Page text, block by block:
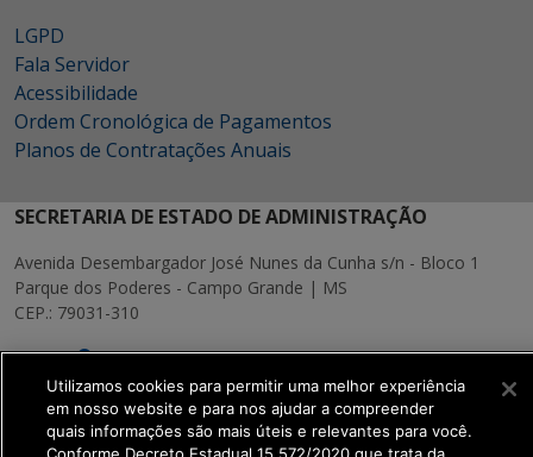
LGPD
Fala Servidor
Acessibilidade
Ordem Cronológica de Pagamentos
Planos de Contratações Anuais
SECRETARIA DE ESTADO DE ADMINISTRAÇÃO
Avenida Desembargador José Nunes da Cunha s/n - Bloco 1
Parque dos Poderes - Campo Grande | MS
CEP.: 79031-310
MAPA
Utilizamos cookies para permitir uma melhor experiência
em nosso website e para nos ajudar a compreender
quais informações são mais úteis e relevantes para você.